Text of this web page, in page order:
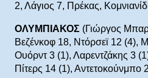
2, Λάγιος 7, Πρέκας,
ΟΛΥΜΠΙΑΚΟΣ (Γιώργος
Βεζένκοφ 18, Ντόρσεϊ 12 (4),
Ουόρντ 3 (1), Λαρεντζάκης 3
Πίτερς 14 (1), Αντετοκούνμπο